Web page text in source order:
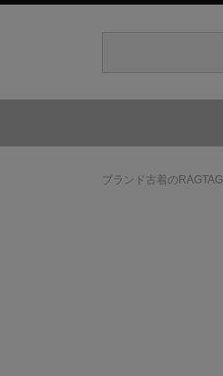
ブランド古着のRAGTAG